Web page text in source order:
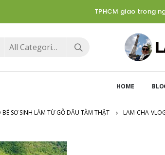
TPHCM giao trong
All Categories
HOME
SƠ SINH LÀM TỪ GỖ DÂU TẰM THẬT LAM-CHA-